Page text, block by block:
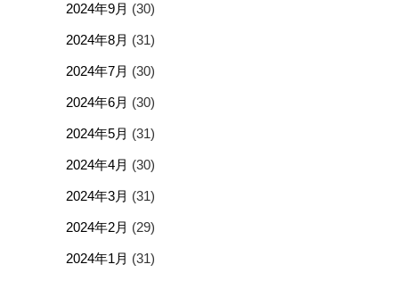
2024年9月 (30)
2024年8月 (31)
2024年7月 (30)
2024年6月 (30)
2024年5月 (31)
2024年4月 (30)
2024年3月 (31)
2024年2月 (29)
2024年1月 (31)